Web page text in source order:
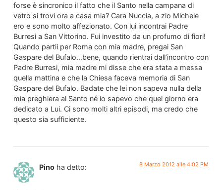
forse è sincronico il fatto che il Santo nella campana di
vetro si trovi ora a casa mia? Cara Nuccia, a zio Michele
ero e sono molto affezionato. Con lui incontrai Padre
Burresi a San Vittorino. Fui investito da un profumo di fiori!
Quando partii per Roma con mia madre, pregai San
Gaspare del Bufalo…bene, quando rientrai dall’incontro con
Padre Burresi, mia madre mi disse che era stata a messa
quella mattina e che la Chiesa faceva memoria di San
Gaspare del Bufalo. Badate che lei non sapeva nulla della
mia preghiera al Santo né io sapevo che quel giorno era
dedicato a Lui. Ci sono molti altri episodi, ma credo che
questo sia sufficiente.
Pino ha detto: 8 Marzo 2012 alle 4:02 PM